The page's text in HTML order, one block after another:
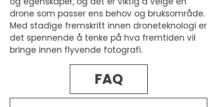
drone som passer ens behov og bruksområde.
Med stadige fremskritt innen droneteknologi er
det spennende å tenke på hva fremtiden vil
bringe innen flyvende fotografi.
FAQ